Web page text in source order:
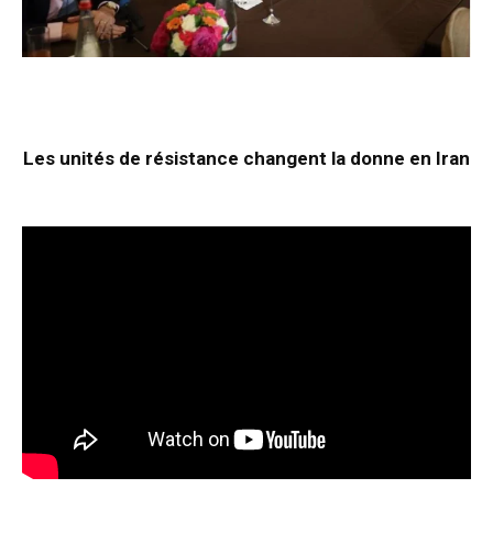
Les unités de résistance changent la donne en Iran